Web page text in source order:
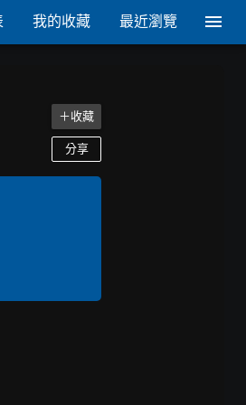
我的收藏 最近瀏覽
＋收藏
分享